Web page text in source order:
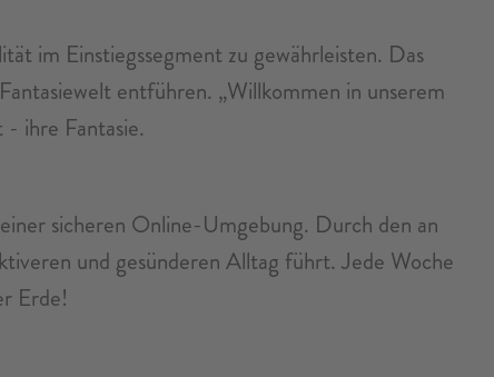
im Einstiegssegment zu gewährleisten. Das
entführen. „Willkommen in unserem
ihre Fantasie.
sicheren Online-Umgebung. Durch den an
und gesünderen Alltag führt. Jede Woche
Erde!